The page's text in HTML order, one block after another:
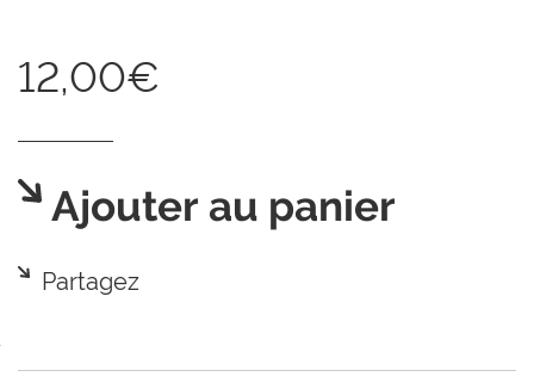
12,00€
Ajouter au panier
Partagez